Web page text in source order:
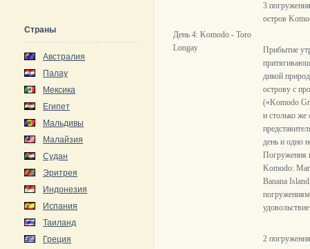
Страны
Австралия
Палау
Мексика
Египет
Мальдивы
Малайзия
Судан
Эритрея
Индонезия
Испания
Таиланд
Греция
3
остров
День 4: Komodo - Toro
Longay
Прибытие
дикой
острову с
(«Komodo
и столько
день и одно
Погружения
Komodo:
Banana
2